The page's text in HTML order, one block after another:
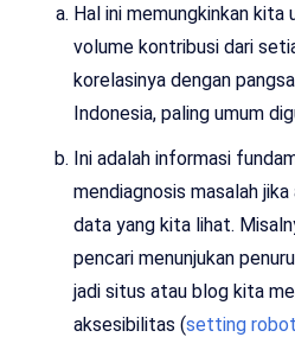
Hal ini memungkinkan kita
volume kontribusi dari
korelasinya dengan
Indonesia, paling umum
Ini adalah informasi
mendiagnosis masalah
data yang kita lihat.
pencari menunjukan
jadi situs atau blog kita
aksesibilitas (setting